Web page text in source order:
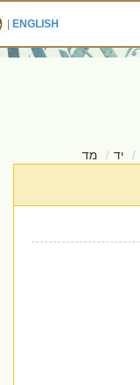
ENGLISH
|
יד מד